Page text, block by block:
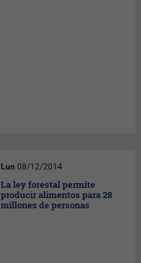
Lun 08/12/2014
La ley forestal permite
producir alimentos para 28
millones de personas